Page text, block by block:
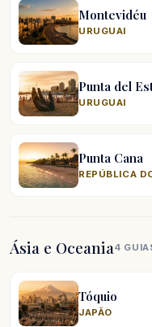
Montevidéu
URUGUAI
Punta del
URUGUAI
Punta Cana
REPÚBLICA
Ásia e Oceania4
Tóquio
JAPÃO